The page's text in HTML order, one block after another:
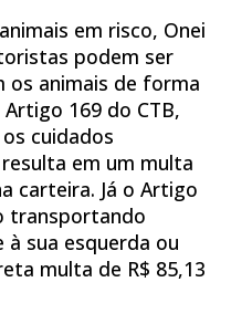
em risco, Onei
podem ser
animais de forma
169 do CTB,
cuidados
em um multa
carteira. Já o Artigo
transportando
à sua esquerda ou
multa de R$ 85,13